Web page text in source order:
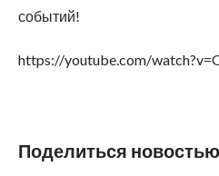
событий!
https://youtube.com/
Поделиться новостью